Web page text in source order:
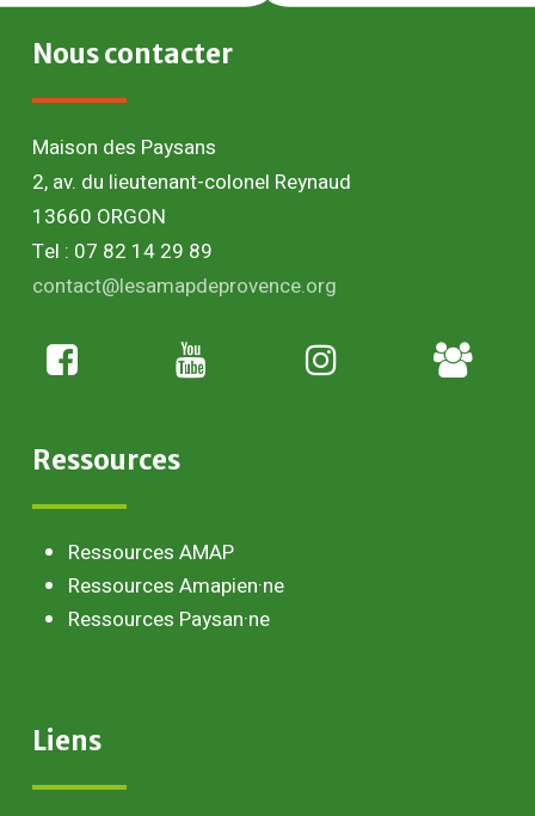
Nouscontacter
Maison des Paysans
2, av. du lieutenant-colonel Reynaud
13660 ORGON
Tel : 07 82 14 29 89
contact@lesamapdeprovence.org
Adhésion
paysan
Ressources
Ressources AMAP
Ressources Amapien·ne
Ressources Paysan·ne
Liens